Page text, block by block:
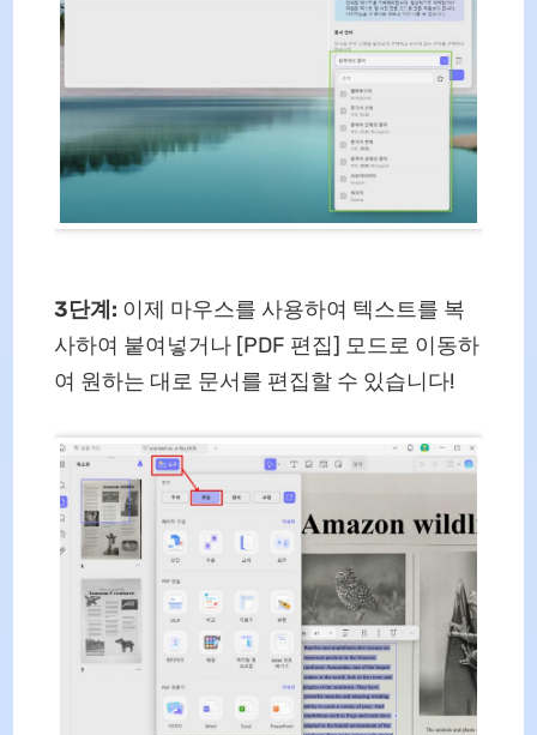
3단계: 이제 마우스를 사용하여 텍스트를 복
사하여 붙여넣거나 [PDF 편집] 모드로 이동하
여 원하는 대로 문서를 편집할 수 있습니다!